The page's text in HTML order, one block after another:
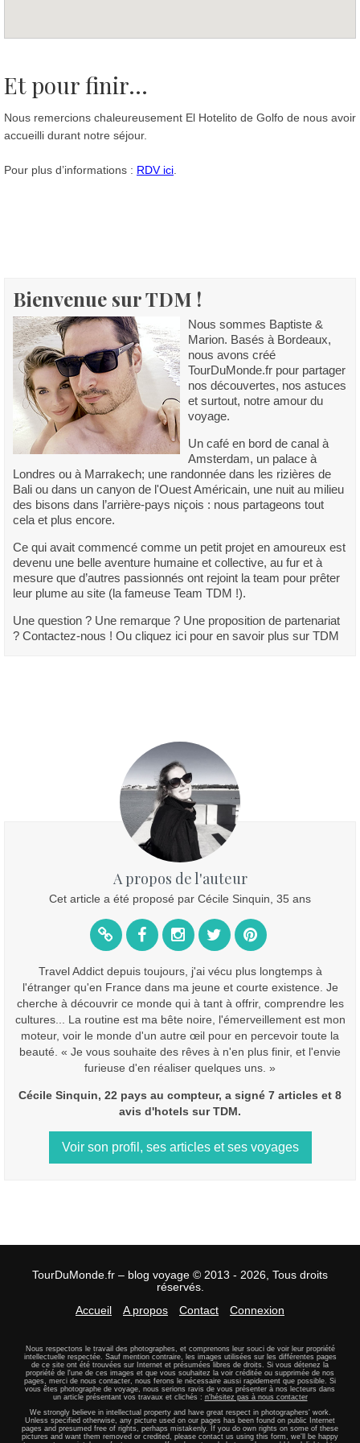
Et pour finir...
Nous remercions chaleureusement El Hotelito de Golfo de nous avoir
accueilli durant notre séjour.
Pour plus d’informations : RDV ici
Bienvenue sur TDM !
Nous sommes Baptiste &
Marion. Basés à Bordeaux,
nous avons créé
TourDuMonde.fr pour partager
nos découvertes, nos astuces
et surtout, notre amour du
voyage.
Un café en bord de canal à
Amsterdam, un palace à
Londres ou à Marrakech; une randonnée dans les rizières de
Bali ou dans un canyon de l'Ouest Américain, une nuit au milieu
des bisons dans l’arrière-pays niçois : nous partageons tout
cela et plus encore.
Ce qui avait commencé comme un petit projet en amoureux est
devenu une belle aventure humaine et collective, au fur et à
mesure que d’autres passionnés ont rejoint la team pour prêter
leur plume au site (la fameuse Team TDM !).
Une question ? Une remarque ? Une proposition de partenariat
? Contactez-nous ! Ou cliquez ici pour en savoir plus sur TDM
A propos de l'auteur
Cet article a été proposé par Cécile Sinquin, 35 ans
Travel Addict depuis toujours, j'ai vécu plus longtemps à
l'étranger qu'en France dans ma jeune et courte existence. Je
cherche à découvrir ce monde qui à tant à offrir, comprendre les
cultures... La routine est ma bête noire, l'émerveillement est mon
moteur, voir le monde d'un autre œil pour en percevoir toute la
beauté. « Je vous souhaite des rêves à n'en plus finir, et l'envie
furieuse d'en réaliser quelques uns. »
Cécile Sinquin, 22 pays au compteur, a signé 7 articles et 8
avis d'hotels sur TDM.
Voir son profil, ses articles et ses voyages
TourDuMonde.fr – blog voyage © 2013 - 2026, Tous droits
réservés.
Accueil
A propos Contact Connexion
Nous respectons le travail des photographes, et comprenons leur souci de voir leur propriété
intellectuelle respectée. Sauf mention contraire, les images utilisées sur les différentes pages
de ce site ont été trouvées sur Internet et présumées libres de droits. Si vous détenez la
propriété de l'une de ces images et que vous souhaitez la voir créditée ou supprimée de nos
pages, merci de nous contacter, nous ferons le nécessaire aussi rapidement que possible. Si
vous êtes photographe de voyage, nous serions ravis de vous présenter à nos lecteurs dans
un article présentant vos travaux et clichés : n'hésitez pas à nous contacter
We strongly believe in intellectual property and have great respect in photographers' work.
Unless specified otherwise, any picture used on our pages has been found on public Internet
pages and presumed free of rights, perhaps mistakenly. If you do own rights on some of these
pictures and want them removed or credited, please contact us using this form, we'll be happy